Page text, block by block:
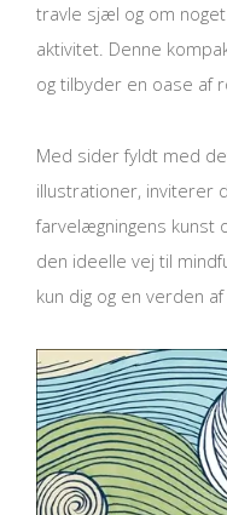
travle sjæl og om
aktivitet. Denne
og tilbyder en oase af
Med sider fyldt med
illustrationer, inviterer
farvelægningens kunst
den ideelle vej til
kun dig og en verden